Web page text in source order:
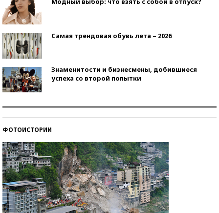
Самая трендовая обувь лета – 2026
Знаменитости и бизнесмены, добившиеся
успеха со второй попытки
ФОТОИСТОРИИ